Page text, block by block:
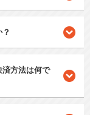
済方法は何で